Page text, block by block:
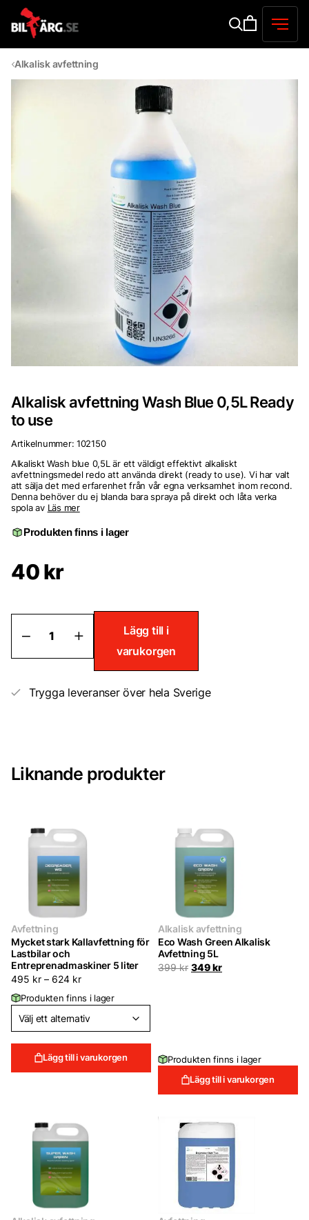
Alkalisk avfettning
Alkalisk avfettning Wash Blue 0,5L Ready
to use
Artikelnummer: 102150
Alkaliskt Wash blue 0,5L är ett väldigt effektivt alkaliskt
avfettningsmedel redo att använda direkt (ready to use). Vi har valt
att sälja det med erfarenhet från vår egna verksamhet inom recond.
Denna behöver du ej blanda bara spraya på direkt och låta verka
spola av Läs mer
Produkten finns i lager
40kr
Alkalisk
avfettning
Wash
Ready
Lägg till i
varukorgen
Trygga leveranser över hela Sverige
Liknande produkter
Avfettning
Mycket stark Kallavfettning för
Lastbilar och
Entreprenadmaskiner 5 liter
495 kr – 624 kr
Produkten finns i lager
Lägg till i varukorgen
Alkalisk avfettning
Eco Wash Green Alkalisk
Avfettning 5L
399kr Det
349krDet
Produkten finns i lager
Lägg till i varukorgen